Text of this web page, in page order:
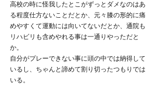
高校の時に怪我したとこがずっとダメなのはあ
る程度仕方ないことだとか、元々膝の形的に痛
めやすくて運動には向いてないだとか、通院も
リハビリも含めやれる事は一通りやっただと
か。
自分がプレーできない事に頭の中では納得して
いるし、ちゃんと諦めて割り切ったつもりでは
いる。